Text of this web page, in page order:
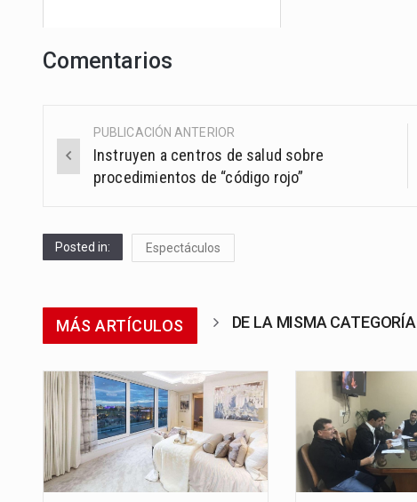
Comentarios
Post
navigation
PUBLICACIÓN ANTERIOR
Instruyen a centros de salud sobre
procedimientos de “código rojo”
Posted in: Espectáculos
MÁS ARTÍCULOS DE LA MISMA CATEGORÍA